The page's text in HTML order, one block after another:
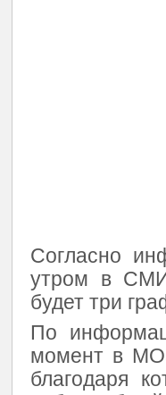
Согласно
утром в
будет три
По
момент в
благодаря